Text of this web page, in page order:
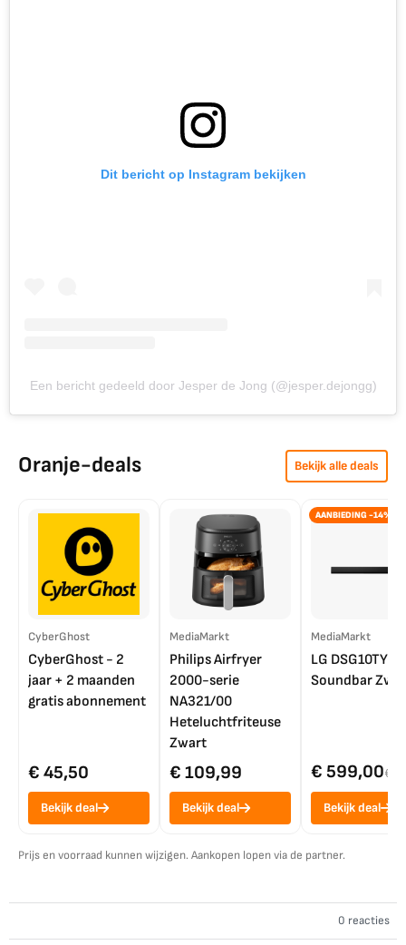
Dit bericht op Instagram bekijken
Een bericht gedeeld door Jesper de Jong (@jesper.dejongg)
Oranje-deals Bekijk alle deals
CyberGhost
CyberGhost - 2
jaar + 2 maanden
gratis abonnement
€ 45,50
Bekijk deal
MediaMarkt
Philips Airfryer
2000-serie
NA321/00
Heteluchtfriteuse
Zwart
€ 109,99
Bekijk deal
AANBIEDING -14%
MediaMarkt
LG DSG10TY
Soundbar
€ 599,00€
Bekijk deal
Prijs en voorraad kunnen wijzigen. Aankopen lopen via de partner.
0 reacties